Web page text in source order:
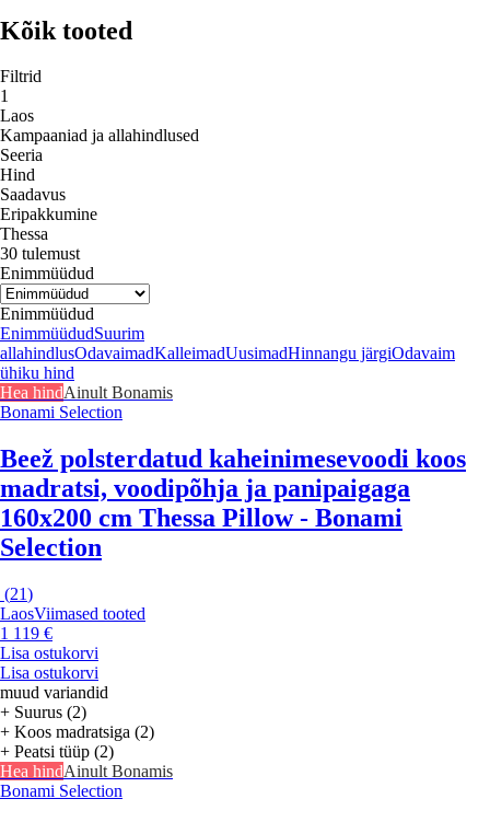
Kõik tooted
Filtrid
1
Laos
Kampaaniad ja allahindlused
Seeria
Hind
Saadavus
Eripakkumine
Thessa
30 tulemust
Enimmüüdud
Enimmüüdud
EnimmüüdudSuurim
allahindlusOdavaimadKalleimadUusimadHinnangu järgiOdavaim
ühiku hind
Hea hindAinult Bonamis
Bonami Selection
Beež polsterdatud kaheinimesevoodi koos
madratsi, voodipõhja ja panipaigaga
160x200 cm Thessa Pillow - Bonami
Selection
(21)
LaosViimased tooted
1 119 €
Lisa ostukorvi
Lisa ostukorvi
muud variandid
+ Suurus (2)
+ Koos madratsiga (2)
+ Peatsi tüüp (2)
Hea hindAinult Bonamis
Bonami Selection